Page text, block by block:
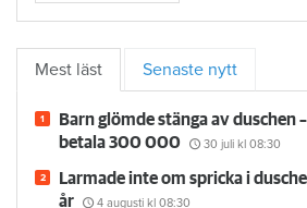
Mest läst Senaste nytt
Barn glömde stänga av duschen
betala 300 000
30 juli kl 08:30
Larmade inte om spricka i
år
4 augusti kl 08:30